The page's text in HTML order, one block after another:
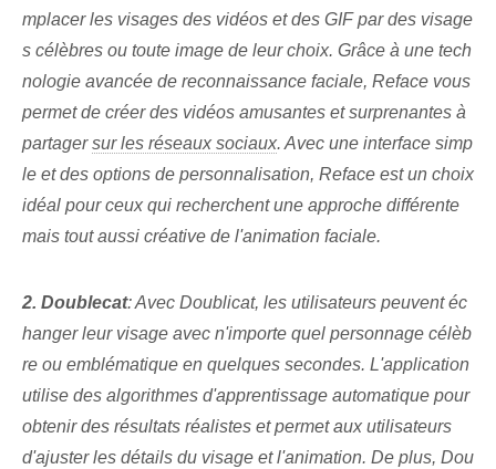
mplacer les visages des vidéos et des GIF par des visage
s célèbres ou toute image de leur choix. Grâce à une tech
nologie avancée de reconnaissance faciale, Reface vous
permet de créer des vidéos amusantes et surprenantes à
partagersur les réseaux sociaux. Avec une interface simp
le et des options de personnalisation, Reface est un choix
idéal pour ceux qui recherchent une approche différente
mais tout aussi créative de l'animation faciale.
2. Doublecat: Avec Doublicat, les utilisateurs peuvent éc
hanger leur visage avec n'importe quel personnage célèb
re ou emblématique en quelques secondes. L'application
utilise des algorithmes d'apprentissage automatique pour
obtenir des résultats réalistes et permet aux utilisateurs
d'ajuster les détails du visage et l'animation. De plus, Dou